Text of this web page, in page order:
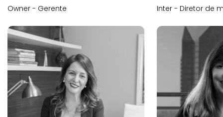
Owner - Gerente Inter - Diretor de